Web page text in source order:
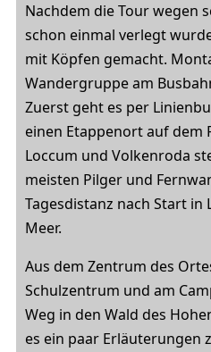
Nachdem die Tour wegen
schon einmal verlegt
mit Köpfen gemacht.
Wandergruppe am
Zuerst geht es per
einen Etappenort auf dem
Loccum und Volkenroda
meisten Pilger und
Tagesdistanz nach Start in
Meer.
Aus dem Zentrum des
Schulzentrum und am
Weg in den Wald des
es ein paar Erläuterungen